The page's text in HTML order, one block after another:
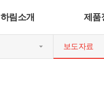
하림소개 제품
보도자료